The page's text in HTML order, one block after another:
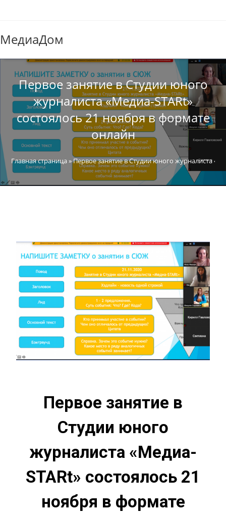
МедиаДом
Первое занятие в Студии юного
журналиста «Meдиа-STARt»
состоялось 21 ноября в формате
онлайн
Главная страница »Первое занятие в Студии юного журналиста
Первое занятие в
Студии юного
журналиста «Meдиа-
STARt» состоялось 21
ноября в формате